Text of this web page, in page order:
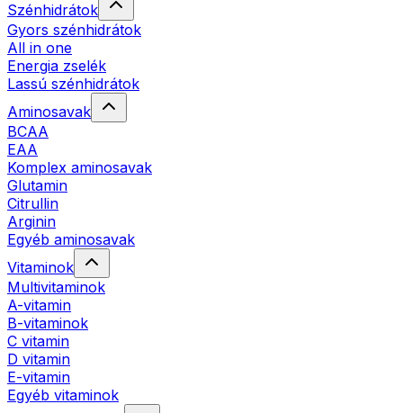
Szénhidrátok
Gyors szénhidrátok
All in one
Energia zselék
Lassú szénhidrátok
Aminosavak
BCAA
EAA
Komplex aminosavak
Glutamin
Citrullin
Arginin
Egyéb aminosavak
Vitaminok
Multivitaminok
A-vitamin
B-vitaminok
C vitamin
D vitamin
E-vitamin
Egyéb vitaminok